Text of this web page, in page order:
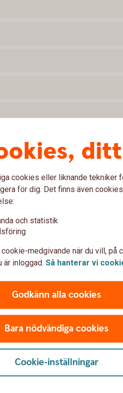
cookies eller liknande tekniker
för dig. Det finns även
och statistik
medgivande när du vill, på
är inloggad. Så hanterar vi
Godkänn alla cookies
Bara nödvändiga cookies
Cookie-inställningar